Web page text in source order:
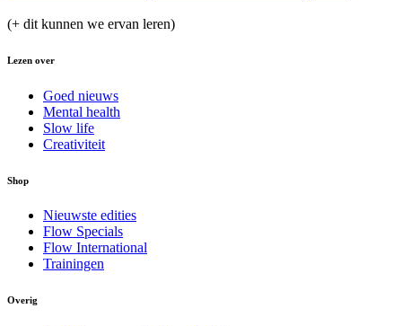
(+ dit kunnen we ervan leren)
Lezen over
Goed nieuws
Mental health
Slow life
Creativiteit
Shop
Nieuwste edities
Flow Specials
Flow International
Trainingen
Overig